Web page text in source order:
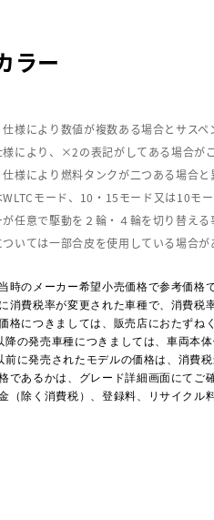
ラー
様により数値が複数ある場合とサス
により、×2の表記がしてある場合が
様により燃料タンクが二つある場合
モード、10・15モード又は10モ
が任意で駆動を２輪・４輪を切り替え
いては一部合皮を使用している場合が
時のメーカー希望小売価格で参考価格
消費税率が変更された車種で、消費税
格につきましては、販売店におたずね
降の発売車種につきましては、車両本
前に発売されたモデルの価格は、消費
であるかは、グレード詳細画面にてご
（除く消費税）、登録料、リサイクル